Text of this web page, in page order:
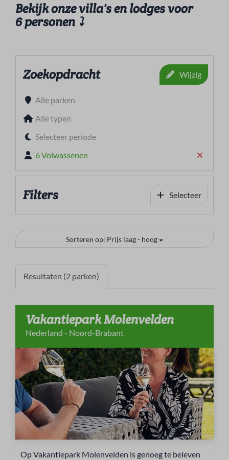
Bekijk onze villa's en lodges voor
6 personen ⤵
Zoekopdracht Wijzig
Alle parken
Alle typen
Selecteer periode
6 Volwassenen
Filters Selecteer
Sorteren op: Prijs laag - hoog
Resultaten (2 parken)
Vakantiepark Molenvelden
Nederland - Noord-Brabant
Op Vakantiepark Molenvelden is genoeg te beleven